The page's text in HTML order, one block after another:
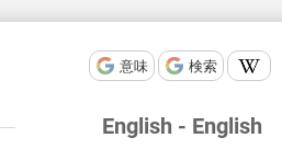
意味 検索
English - English